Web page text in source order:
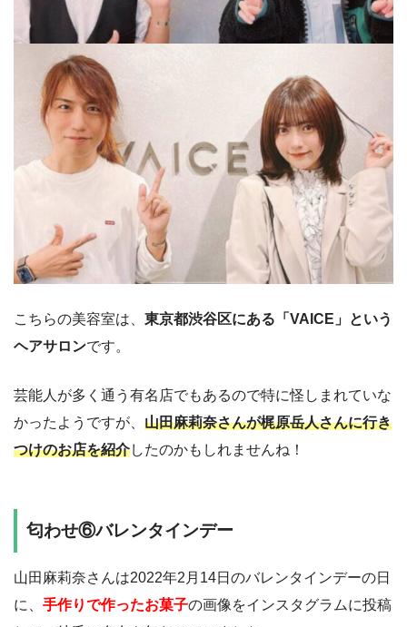
こちらの美容室は、 東京都渋谷区にある「VAICE」という
ヘアサロンです。
芸能人が多く通う有名店でもあるので特に怪しまれていな
かったようですが、 山田麻莉奈さんが梶原岳人さんに行き
つけのお店を紹介したのかもしれませんね！
匂わせ⑥バレンタインデー
山田麻莉奈さんは2022年2月14日のバレンタインデーの日
に、 手作りで作ったお菓子の画像をインスタグラムに投稿